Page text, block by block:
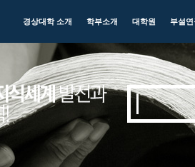
한양대학교
경상대학
경상대학 소개 학부소개 대학원 부설연